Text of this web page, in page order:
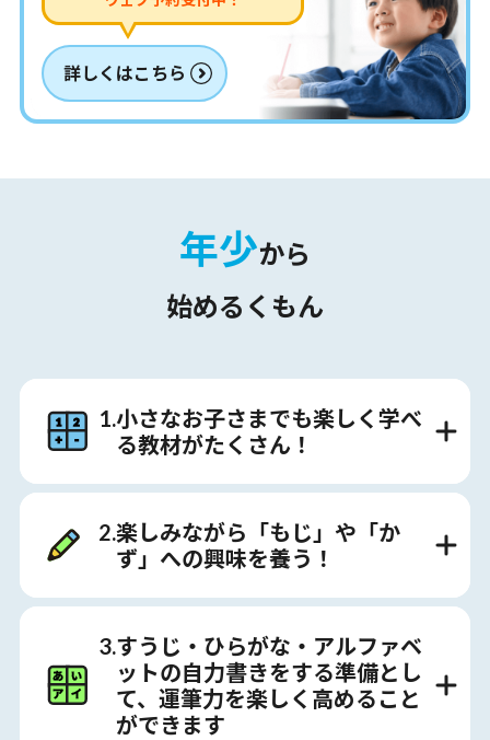
詳しくはこちら
年少から
始めるくもん
1.小さなお子さまでも楽しく学べ
る教材がたくさん！
2.楽しみながら「もじ」や「か
ず」への興味を養う！
3.すうじ・ひらがな・アルファベ
ットの自力書きをする準備とし
て、運筆力を楽しく高めること
ができます